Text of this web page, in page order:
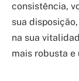
consistência,
sua
na sua
mais robusta e